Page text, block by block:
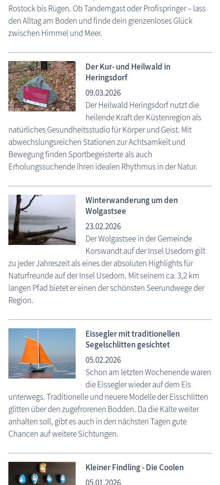
Rostock bis Rügen. Ob Tandemgast oder Profispringer – lass
den Alltag am Boden und finde dein grenzenloses Glück
zwischen Himmel und Meer.
Der Kur- und Heilwald in
Heringsdorf
09.03.2026
Der Heilwald Heringsdorf nutzt die
heilende Kraft der Küstenregion als
natürliches Gesundheitsstudio für Körper und Geist. Mit
abwechslungsreichen Stationen zur Achtsamkeit und
Bewegung finden Sportbegeisterte als auch
Erholungssuchende ihren idealen Rhythmus in der Natur.
Winterwanderung um den
Wolgastsee
23.02.2026
Der Wolgastsee in der Gemeinde
Korswandt auf der Insel Usedom gilt
zu jeder Jahreszeit als eines der absoluten Highlights für
Naturfreunde auf der Insel Usedom. Mit seinem ca. 3,2 km
langen Pfad bietet er einen der schönsten Seerundwege der
Region.
Eissegler mit traditionellen
Segelschlitten gesichtet
05.02.2026
Schon am letzten Wochenende waren
die Eissegler wieder auf dem Eis
unterwegs. Traditionelle und neuere Modelle der Eisschlitten
glitten über den zugefrorenen Bodden. Da die Kälte weiter
anhalten soll, gibt es auch in den nächsten Tagen gute
Chancen auf weitere Sichtungen.
Kleiner Findling - Die Coolen
05.01.2026